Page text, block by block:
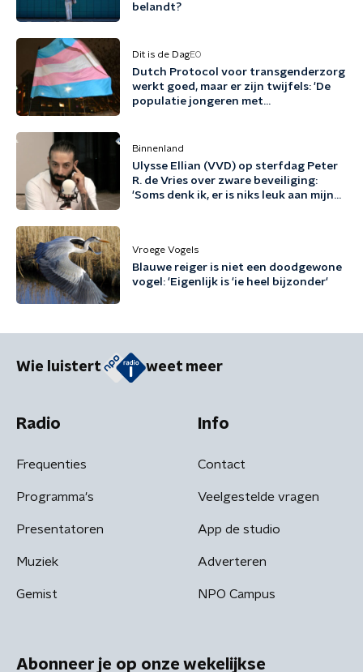
belandt?
Dit is de DagEO
Dutch Protocol voor transgenderzorg
werkt goed, maar er zijn twijfels: 'De
populatie jongeren met
Binnenland
Ulysse Ellian (VVD) op sterfdag Peter
R. de Vries over zware beveiliging:
'Soms denk ik, er is niks leuk aan mijn
Vroege Vogels
Blauwe reiger is niet een doodgewone
vogel: 'Eigenlijk is 'ie heel bijzonder'
Wie luistert weet meer
Radio
Frequenties
Programma's
Presentatoren
Muziek
Gemist
Info
Contact
Veelgestelde vragen
App de studio
Adverteren
NPO Campus
Abonneer je op onze wekelijkse